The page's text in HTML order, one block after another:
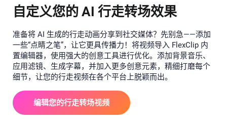
自定义您的 AI 行走转场效果
准备将 AI 生成的行走动画分享到社交媒体？先别急——添加
一些“点睛之笔”，让它更具传播力！将视频导入 FlexClip 内
置编辑器，使用强大的创意工具进行优化。添加背景音乐、
应用滤镜、生成字幕，并加入更多创意元素，精细打磨每个
细节，让您的行走视频在各个平台上脱颖而出。
编辑您的行走转场视频